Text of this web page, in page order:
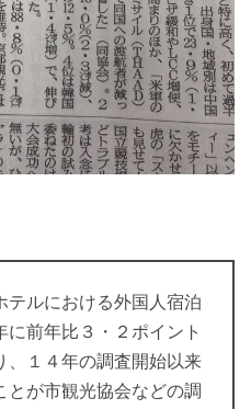
テルにおける外国人宿泊
前年比３・２ポイント
、１４年の調査開始以来
とが市観光協会などの調